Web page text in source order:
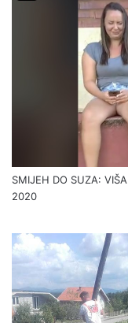
SMIJEH DO SUZA:
2020